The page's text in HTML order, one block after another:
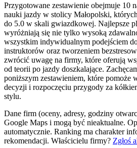
Przygotowane zestawienie obejmuje 10
nauki jazdy w stolicy Małopolski,
do 5.0 w skali gwiazdkowej. Najlepsze
wyróżniają się nie tylko wysoką
wszystkim indywidualnym podejściem
instruktorów oraz tworzeniem
zwrócić uwagę na firmy, które oferują
od teorii po jazdy doszkalające.
poniższym zestawieniem, które pomoże
decyzji i rozpoczęciu przygody za
stylu.
Dane firm (oceny, adresy, godziny
Google Maps i mogą być nieaktualne.
automatycznie. Ranking ma charakter
rekomendacji. Właścicielu firmy? Zgłoś